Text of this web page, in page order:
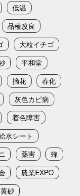
低温
品種改良
大粒イチゴ
平和堂
摘花
春化
灰色カビ病
着色障害
水シート
薬害
蜂
農業EXPO
黄砂